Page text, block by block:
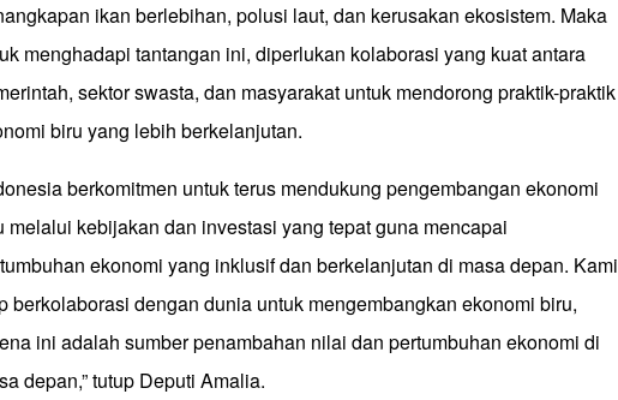
ikan berlebihan, polusi laut, dan kerusakan ekosistem. Maka
menghadapi tantangan ini, diperlukan kolaborasi yang kuat antara
sektor swasta, dan masyarakat untuk mendorong praktik-praktik
biru yang lebih berkelanjutan.
berkomitmen untuk terus mendukung pengembangan ekonomi
melalui kebijakan dan investasi yang tepat guna mencapai
ekonomi yang inklusif dan berkelanjutan di masa depan. Kami
berkolaborasi dengan dunia untuk mengembangkan ekonomi biru,
ini adalah sumber penambahan nilai dan pertumbuhan ekonomi di
depan,” tutup Deputi Amalia.